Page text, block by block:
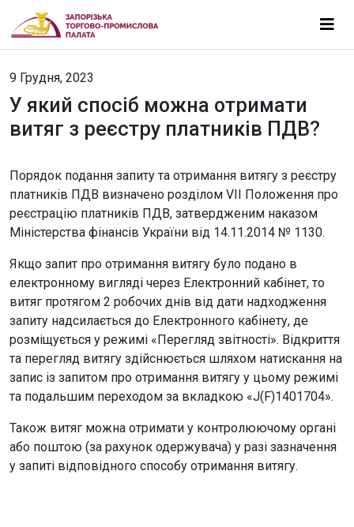
9 Грудня, 2023
У який спосіб можна отримати
витяг з реєстру платників ПДВ?
Порядок подання запиту та отримання витягу з реєстру
платників ПДВ визначено розділом VІІ Положення про
реєстрацію платників ПДВ, затвердженим наказом
Міністерства фінансів України від 14.11.2014 № 1130.
Якщо запит про отримання витягу було подано в
електронному вигляді через Електронний кабінет, то
витяг протягом 2 робочих днів від дати надходження
запиту надсилається до Електронного кабінету, де
розміщується у режимі «Перегляд звітності». Відкриття
та перегляд витягу здійснюється шляхом натискання на
запис із запитом про отримання витягу у цьому режимі
та подальшим переходом за вкладкою «J(F)1401704».
Також витяг можна отримати у контролюючому органі
або поштою (за рахунок одержувача) у разі зазначення
у запиті відповідного способу отримання витягу.